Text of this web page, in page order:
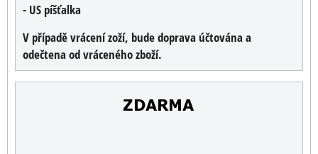
- US píšťalka
V případě vrácení zoží, bude doprava účtována a
odečtena od vráceného zboží.